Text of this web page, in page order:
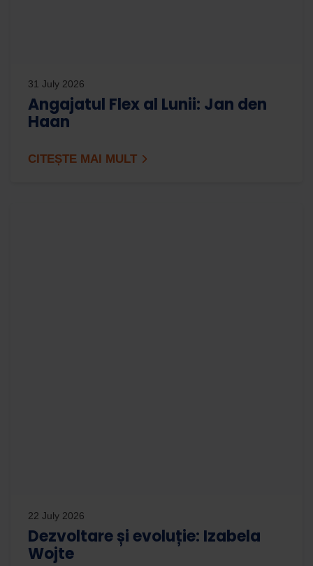
31 July 2026
Angajatul Flex al Lunii: Jan den
Haan
CITEȘTE MAI MULT
22 July 2026
Dezvoltare și evoluție: Izabela
Wojte